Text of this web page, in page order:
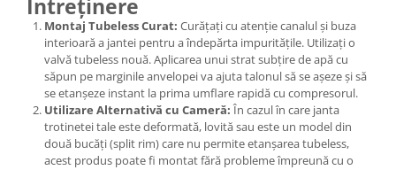
Întreținere
Montaj Tubeless Curat: Curățați cu atenție canalul și buza
interioară a jantei pentru a îndepărta impuritățile. Utilizați o
valvă tubeless nouă. Aplicarea unui strat subțire de apă cu
săpun pe marginile anvelopei va ajuta talonul să se așeze și să
se etanșeze instant la prima umflare rapidă cu compresorul.
Utilizare Alternativă cu Cameră: În cazul în care janta
trotinetei tale este deformată, lovită sau este un model din
două bucăți (split rim) care nu permite etanșarea tubeless,
acest produs poate fi montat fără probleme împreună cu o